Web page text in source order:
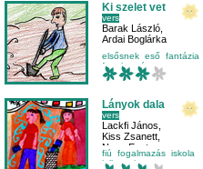
Ki szelet vet
vers
Barak László
Ardai Boglárka
elsősnek eső fantázia
fogalmazás
Lányok dala
vers
Lackfi János
Kiss Zsanett
Nagy Eszter
fiú fogalmazás iskola
jellemrajz